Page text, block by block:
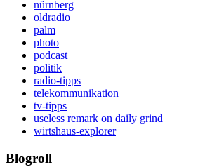
nürnberg
oldradio
palm
photo
podcast
politik
radio-tipps
telekommunikation
tv-tipps
useless remark on daily grind
wirtshaus-explorer
Blogroll